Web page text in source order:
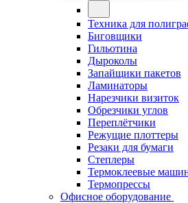
Техника для
Биговщики
Гильотина
Дыроколы
Запайщики пакетов
Ламинаторы
Нарезчики визиток
Обрезчики углов
Переплётчики
Режущие плоттеры
Резаки для бумаги
Степлеры
Термоклеевые
Термопрессы
Офисное оборудование